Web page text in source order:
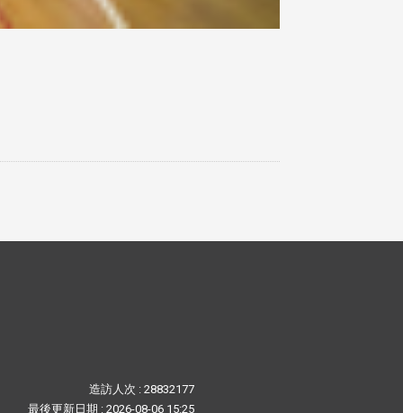
造訪人次 : 28832177
最後更新日期 : 2026-08-06 15:25